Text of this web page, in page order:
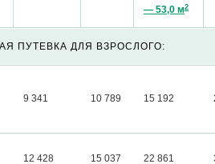
— 53,0 м2
ПУТЕВКА ДЛЯ ВЗРОСЛОГО:
9 341 10 789 15 192
12 428 15 037 22 861